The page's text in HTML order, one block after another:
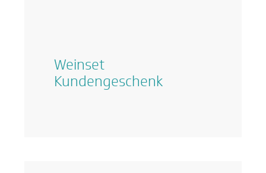
Weinset
Kundengeschenk